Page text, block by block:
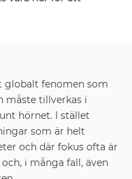
globalt fenomen som
måste tillverkas i
hörnet. I stället
som är helt
och där fokus ofta är
i många fall, även